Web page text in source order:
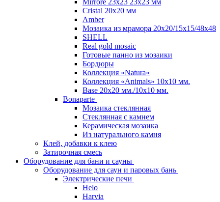
Cristal 20х20 мм
Amber
Мозаика из мрамора 20х20/15х15/48х48
SHELL
Real gold mosaic
Готовые панно из мозаики
Бордюры
Коллекция «Natura»
Коллекция «Animals» 10х10 мм.
Base 20x20 мм./10х10 мм.
Bonaparte
Мозаика стеклянная
Стеклянная с камнем
Керамическая мозаика
Из натурального камня
Клей, добавки к клею
Затирочная смесь
Оборудование для бани и сауны
Оборудование для саун и паровых бань
Электрические печи
Helo
Harvia